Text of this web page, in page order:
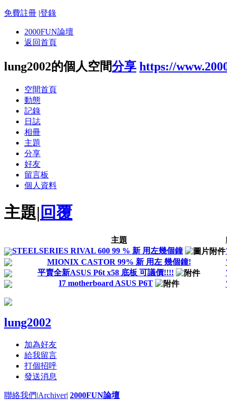
免費註冊 |登錄
2000FUN論壇
返回首頁
lung2002的個人空間分享 https://
空間首頁
動態
記錄
日誌
相冊
主題
分享
好友
留言板
個人資料
主題| 回覆
主題
STEELSERIES RIVAL 600 99 % 新 用左幾個鐘
MIONIX CASTOR 99% 新 用左 幾個鐘!
平賣全新ASUS P6t x58 底板 可議價!!!!
I7 motherboard ASUS P6T
lung2002
加為好友
給我留言
打個招呼
發送消息
聯絡我們|Archiver| 2000FUN論壇